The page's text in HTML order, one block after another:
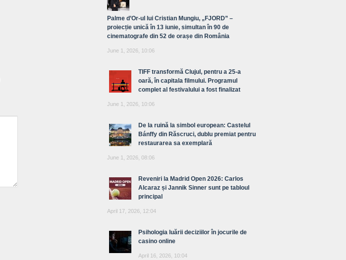
Palme d’Or-ul lui Cristian Mungiu, „FJORD” –
proiecție unică în 13 iunie, simultan în 90 de
cinematografe din 52 de orașe din România
June 1, 2026, 10:06
TIFF transformă Clujul, pentru a 25-a
oară, în capitala filmului. Programul
complet al festivalului a fost finalizat
June 1, 2026, 10:06
De la ruină la simbol european: Castelul
Bánffy din Răscruci, dublu premiat pentru
restaurarea sa exemplară
June 1, 2026, 08:06
Reveniri la Madrid Open 2026: Carlos
Alcaraz și Jannik Sinner sunt pe tabloul
principal
April 17, 2026, 12:04
Psihologia luării deciziilor în jocurile de
casino online
April 16, 2026, 10:04